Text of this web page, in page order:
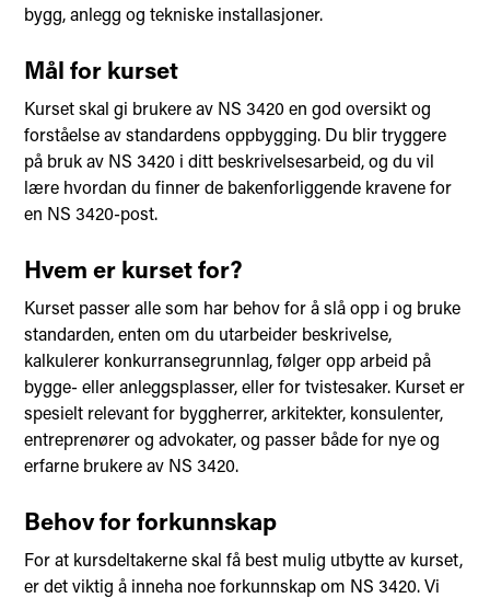
bygg, anlegg og tekniske installasjoner.
Mål for kurset
Kurset skal gi brukere av NS 3420 en god oversikt og
forståelse av standardens oppbygging. Du blir tryggere
på bruk av NS 3420 i ditt beskrivelsesarbeid, og du vil
lære hvordan du finner de bakenforliggende kravene for
en NS 3420-post.
Hvem er kurset for?
Kurset passer alle som har behov for å slå opp i og bruke
standarden, enten om du utarbeider beskrivelse,
kalkulerer konkurransegrunnlag, følger opp arbeid på
bygge- eller anleggsplasser, eller for tvistesaker. Kurset er
spesielt relevant for byggherrer, arkitekter, konsulenter,
entreprenører og advokater, og passer både for nye og
erfarne brukere av NS 3420.
Behov for forkunnskap
For at kursdeltakerne skal få best mulig utbytte av kurset,
er det viktig å inneha noe forkunnskap om NS 3420. Vi